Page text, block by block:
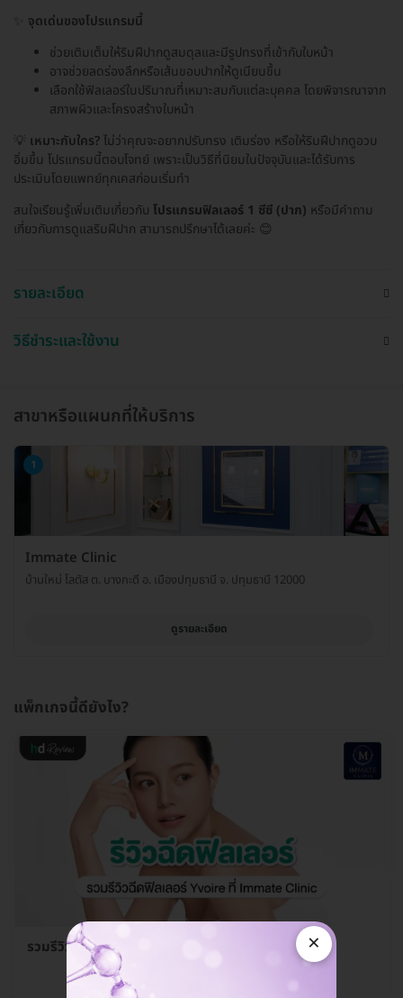
จุดเด่นของโปรแกรมนี้
ช่วยเติมเต็มให้ริมฝีปากดูสมดุลและมีรูปทรงที่เข้ากับใบหน้า
อาจช่วยลดร่องลึกหรือเส้นขอบปากให้ดูเนียนขึ้น
เลือกใช้ฟิลเลอร์ในปริมาณที่เหมาะสมกับแต่ละบุคคล โดยพิจารณาจาก
สภาพผิวและโครงสร้างใบหน้า
💡 เหมาะกับใคร? ไม่ว่าคุณจะอยากปรับทรง เติมร่อง หรือให้ริมฝีปากดูอวบ
อิ่มขึ้น โปรแกรมนี้ตอบโจทย์ เพราะเป็นวิธีที่นิยมในปัจจุบันและได้รับการ
ประเมินโดยแพทย์ทุกเคสก่อนเริ่มทำ
สนใจเรียนรู้เพิ่มเติมเกี่ยวกับ โปรแกรมฟิลเลอร์ 1 ซีซี (ปาก) หรือมีคำถาม
เกี่ยวกับการดูแลริมฝีปาก สามารถปรึกษาได้เลยค่ะ 😊
รายละเอียด
วิธีชำระและใช้งาน
สาขาหรือแผนกที่ให้บริการ
1
Immate Clinic
บ้านใหม่ โลตัส ต. บางกะดี อ. เมืองปทุมธานี จ. ปทุมธานี 12000
ดูรายละเอียด
แพ็กเกจนี้ดียังไง?
รวมรีวิว ฉีดฟิลเลอร์ Yvoire ที่ Immate Clinic ×